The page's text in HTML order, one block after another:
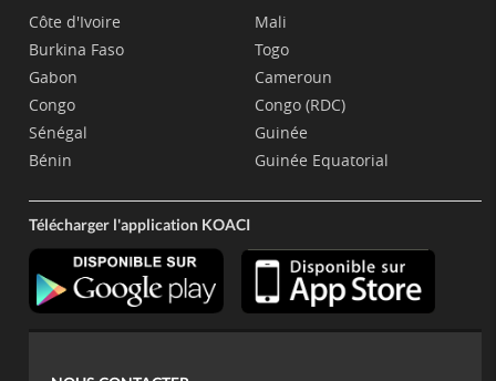
Côte d'Ivoire
Burkina Faso
Gabon
Congo
Sénégal
Bénin
Mali
Togo
Cameroun
Congo (RDC)
Guinée
Guinée Equatorial
Télécharger l'application KOACI